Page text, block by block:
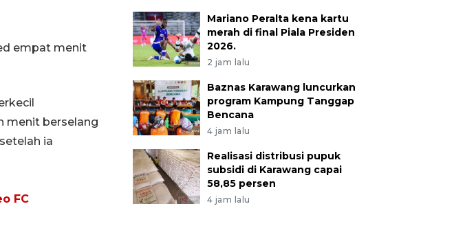
empat menit
menit berselang
ia
FC
Mariano Peralta kena kartu
merah di final Piala Presiden
2026.
2 jam lalu
Baznas Karawang luncurkan
program Kampung Tanggap
Bencana
4 jam lalu
Realisasi distribusi pupuk
subsidi di Karawang capai
58,85 persen
4 jam lalu